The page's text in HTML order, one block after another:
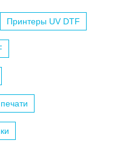
Принтеры UV DTF